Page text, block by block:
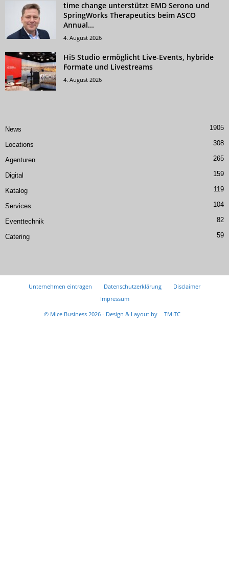
time change unterstützt EMD Serono und
SpringWorks Therapeutics beim ASCO
Annual...
4. August 2026
Hi5 Studio ermöglicht Live-Events, hybride
Formate und Livestreams
4. August 2026
News 1905
Locations 308
Agenturen 265
Digital 159
Katalog 119
Services 104
Eventtechnik 82
Catering 59
Unternehmen eintragen Datenschutzerklärung
Disclaimer
Impressum
© Mice Business 2026 - Design & Layout by
TMITC